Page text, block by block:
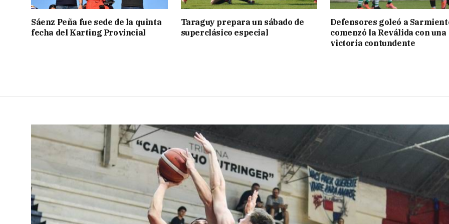
Sáenz Peña fue sede de la quinta
fecha del Karting Provincial
Taraguy prepara un sábado de
superclásico especial
Defensores goleó a
comenzó la Reválida con una
victoria contundente